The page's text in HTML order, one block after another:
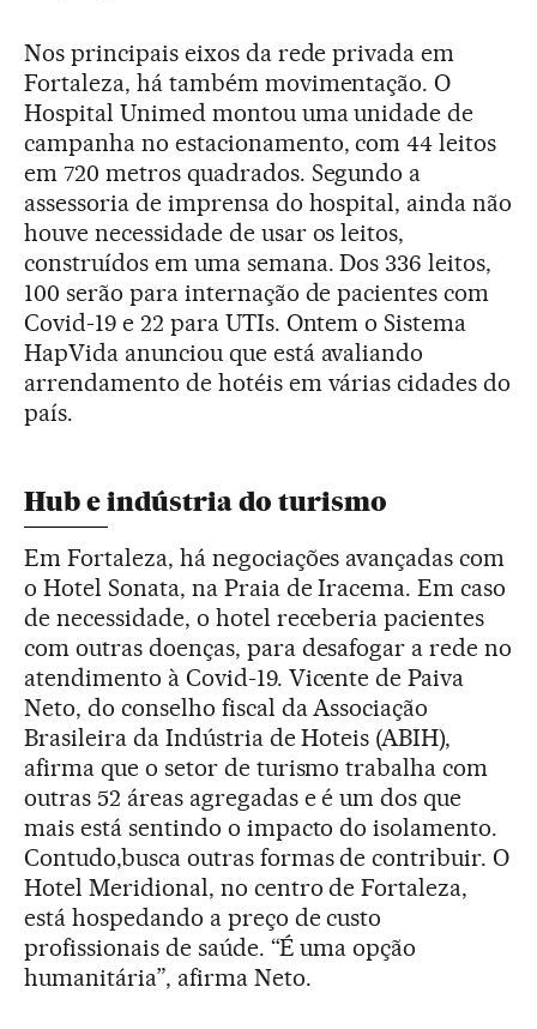
Nos principais eixos da rede privada em
Fortaleza, há também movimentação. O
Hospital Unimed montou uma unidade de
campanha no estacionamento, com 44 leitos
em 720 metros quadrados. Segundo a
assessoria de imprensa do hospital, ainda não
houve necessidade de usar os leitos,
construídos em uma semana. Dos 336 leitos,
100 serão para internação de pacientes com
Covid-19 e 22 para UTIs. Ontem o Sistema
HapVida anunciou que está avaliando
arrendamento de hotéis em várias cidades do
país.
Hub e indústria do turismo
Em Fortaleza, há negociações avançadas com
o Hotel Sonata, na Praia de Iracema. Em caso
de necessidade, o hotel receberia pacientes
com outras doenças, para desafogar a rede no
atendimento à Covid-19. Vicente de Paiva
Neto, do conselho fiscal da Associação
Brasileira da Indústria de Hoteis (ABIH),
afirma que o setor de turismo trabalha com
outras 52 áreas agregadas e é um dos que
mais está sentindo o impacto do isolamento.
Contudo,busca outras formas de contribuir. O
Hotel Meridional, no centro de Fortaleza,
está hospedando a preço de custo
profissionais de saúde. “É uma opção
humanitária”, afirma Neto.